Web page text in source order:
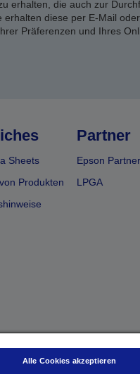
erhalten, die auch zur
diese per E-Mail
Präferenzen und Ihres
Sheets
Produkten
Partner
Epson
LPGA
Alle Cookies akzeptieren